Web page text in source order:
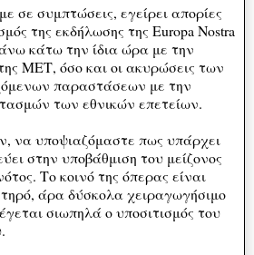
σε συμπτώσεις, εγείρει απορίες
της εκδήλωσης της Europa Nostra
κάτω την ίδια ώρα με την
ΜΕΤ, όσο και οι ακυρώσεις των
παραστάσεων με την
των εθνικών επετείων.
να υποψιαζόμαστε πως υπάρχει
στην υποβάθμιση του μείζονος
Το κοινό της όπερας είναι
άρα δύσκολα χειραγωγήσιμο
σιωπηλά ο υποσιτισμός του